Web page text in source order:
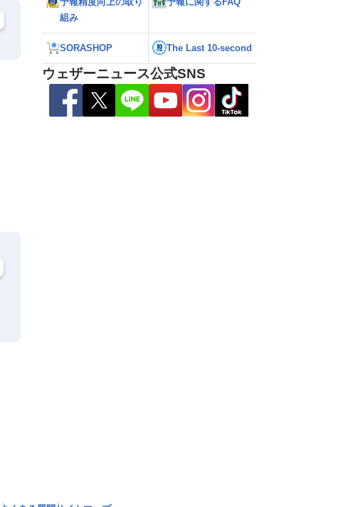
組み
SORASHOP The Last 10-second
ウェザーニュース公式SNS